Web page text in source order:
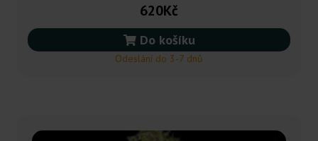
620Kč
Do košíku
Odeslání do 3-7 dnů